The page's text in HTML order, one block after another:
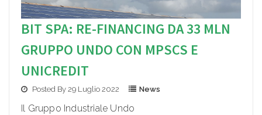
BIT SPA: RE-FINANCING DA 33 MLN
GRUPPO UNDO CON MPSCS E
UNICREDIT
Posted By 29 Luglio 2022 News
Il Gruppo Industriale Undo